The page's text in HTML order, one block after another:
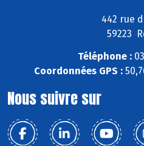
442 rue
59223
Téléphone :
Coordonnées GPS :
Nous suivre sur